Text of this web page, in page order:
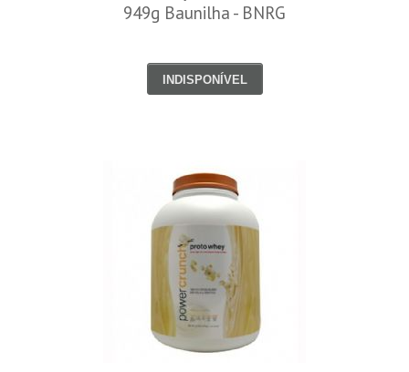
949g Baunilha - BNRG
INDISPONÍVEL